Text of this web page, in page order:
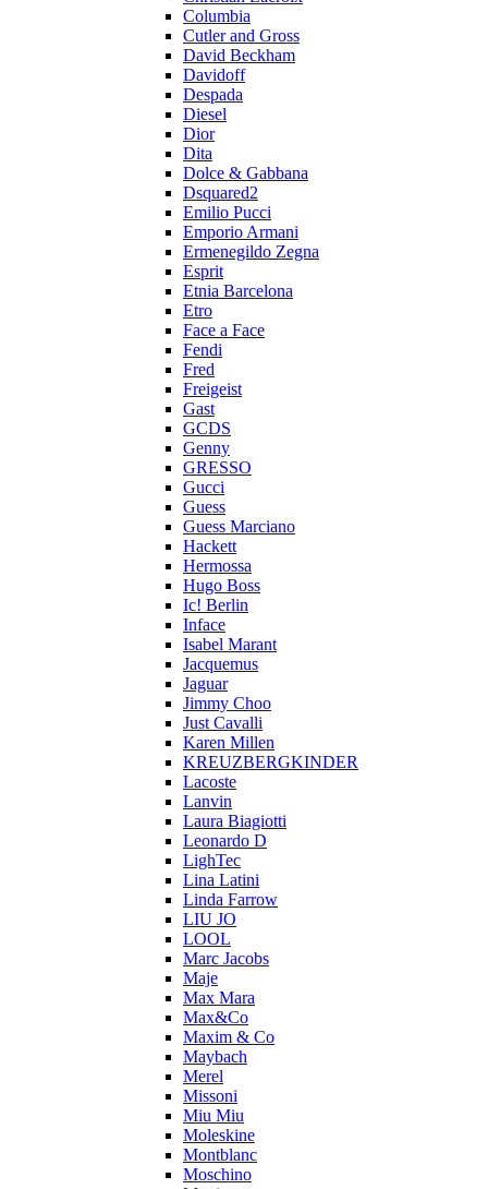
Columbia
Cutler and Gross
David Beckham
Davidoff
Despada
Diesel
Dior
Dita
Dolce & Gabbana
Dsquared2
Emilio Pucci
Emporio Armani
Ermenegildo Zegna
Esprit
Etnia Barcelona
Etro
Face a Face
Fendi
Fred
Freigeist
Gast
GCDS
Genny
GRESSO
Gucci
Guess
Guess Marciano
Hackett
Hermossa
Hugo Boss
Ic! Berlin
Inface
Isabel Marant
Jacquemus
Jaguar
Jimmy Choo
Just Cavalli
Karen Millen
KREUZBERGKINDER
Lacoste
Lanvin
Laura Biagiotti
Leonardo D
LighTec
Lina Latini
Linda Farrow
LIU JO
LOOL
Marc Jacobs
Maje
Max Mara
Max&Co
Maxim & Co
Maybach
Merel
Missoni
Miu Miu
Moleskine
Montblanc
Moschino